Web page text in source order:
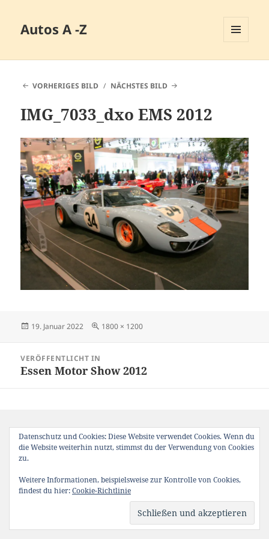
Autos A -Z
VORHERIGES BILD
NÄCHSTES BILD
IMG_7033_dxo EMS 2012
Veröffentlicht
19. Januar 2022 Originalgröße
1800 × 1200
VERÖFFENTLICHT IN
Essen Motor Show 2012
Datenschutz und Cookies: Diese Website verwendet Cookies. Wenn du
die Website weiterhin nutzt, stimmst du der Verwendung von Cookies
zu.
Weitere Informationen, beispielsweise zur Kontrolle von Cookies,
findest du hier:Cookie-Richtlinie